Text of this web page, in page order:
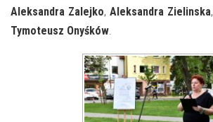
Aleksandra Zalejko, Aleksandra Zielinska,
Tymoteusz Onyśków.